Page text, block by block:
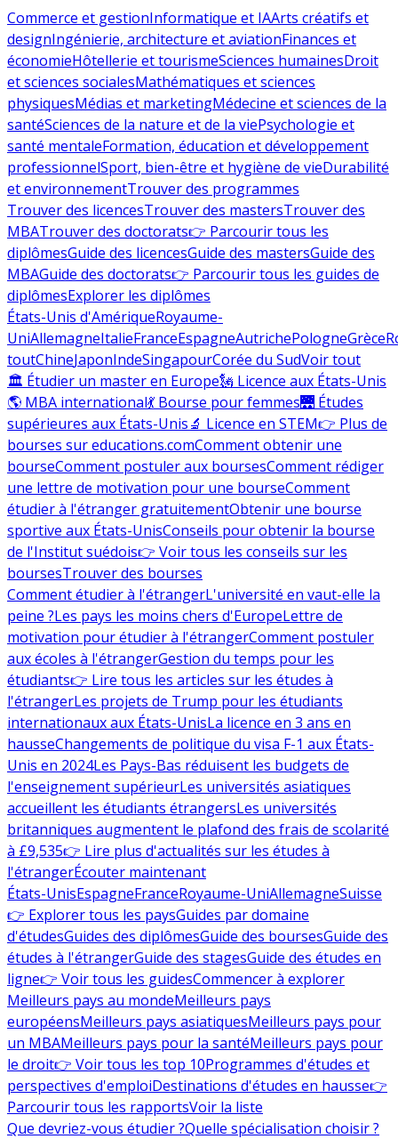
Commerce et gestionInformatique et IAArts créatifs et
designIngénierie, architecture et aviationFinances et
économieHôtellerie et tourismeSciences humainesDroit
et sciences socialesMathématiques et sciences
physiquesMédias et marketingMédecine et sciences de la
santéSciences de la nature et de la viePsychologie et
santé mentaleFormation, éducation et développement
professionnelSport, bien-être et hygiène de vieDurabilité
et environnementTrouver des programmes
Trouver des licencesTrouver des mastersTrouver des
MBATrouver des doctorats👉 Parcourir tous les
diplômesGuide des licencesGuide des mastersGuide des
MBAGuide des doctorats👉 Parcourir tous les guides de
diplômesExplorer les diplômes
États-Unis d'AmériqueRoyaume-
UniAllemagneItalieFranceEspagneAutrichePologneGrèce
toutChineJaponIndeSingapourCorée du SudVoir tout
🏛 Étudier un master en Europe🗽 Licence aux États-Unis
🌎 MBA international💃 Bourse pour femmes🌉 Études
supérieures aux États-Unis🔬 Licence en STEM👉 Plus de
bourses sur educations.comComment obtenir une
bourseComment postuler aux boursesComment rédiger
une lettre de motivation pour une bourseComment
étudier à l'étranger gratuitementObtenir une bourse
sportive aux États-UnisConseils pour obtenir la bourse
de l'Institut suédois👉 Voir tous les conseils sur les
boursesTrouver des bourses
Comment étudier à l'étrangerL'université en vaut-elle la
peine ?Les pays les moins chers d'EuropeLettre de
motivation pour étudier à l'étrangerComment postuler
aux écoles à l'étrangerGestion du temps pour les
étudiants👉 Lire tous les articles sur les études à
l'étrangerLes projets de Trump pour les étudiants
internationaux aux États-UnisLa licence en 3 ans en
hausseChangements de politique du visa F-1 aux États-
Unis en 2024Les Pays-Bas réduisent les budgets de
l'enseignement supérieurLes universités asiatiques
accueillent les étudiants étrangersLes universités
britanniques augmentent le plafond des frais de scolarité
à £9,535👉 Lire plus d'actualités sur les études à
l'étrangerÉcouter maintenant
États-UnisEspagneFranceRoyaume-UniAllemagneSuisse
👉 Explorer tous les paysGuides par domaine
d'étudesGuides des diplômesGuide des boursesGuide des
études à l'étrangerGuide des stagesGuide des études en
ligne👉 Voir tous les guidesCommencer à explorer
Meilleurs pays au mondeMeilleurs pays
européensMeilleurs pays asiatiquesMeilleurs pays pour
un MBAMeilleurs pays pour la santéMeilleurs pays pour
le droit👉 Voir tous les top 10Programmes d'études et
perspectives d'emploiDestinations d'études en hausse👉
Parcourir tous les rapportsVoir la liste
Que devriez-vous étudier ?Quelle spécialisation choisir ?